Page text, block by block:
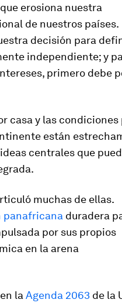
erosiona nuestra
de nuestros países.
decisión para
independiente; y
primero debe
casa y las condiciones
están
centrales que
muchas de ellas.
panafricana duradera
por sus propios
en la arena
la Agenda 2063 de la